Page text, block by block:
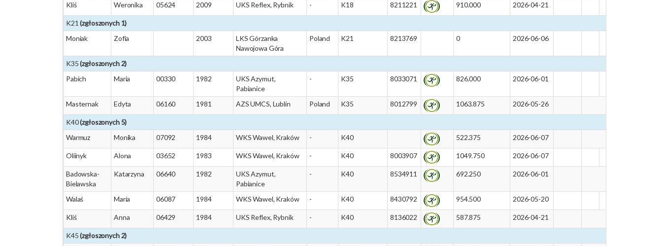
Kliś
Weronika 05624 2009 UKS Reflex, Rybnik - K18 8211221 910.000 2026-04-21
K21 (zgłoszonych 1)
Moniak
Zofia 2003
LKS Górzanka
Nawojowa Góra
Poland K21 8213769 0 2026-06-06
K35(zgłoszonych 2)
Pabich
Maria 00330 1982
UKS Azymut,
Pabianice
- K35 8033071 826.000 2026-06-01
Masternak Edyta 06160 1981 AZS UMCS, Lublin Poland K35 8012799 1063.875 2026-05-26
K40(zgłoszonych 5)
Warmuz
Monika 07092 1984 WKS Wawel, Kraków - K40 522.375 2026-06-07
Oliinyk Alona 03652 1983 WKS Wawel, Kraków - K40 8003907 1049.750 2026-06-07
Badowska-
Bielawska
Katarzyna 06640 1982
UKS Azymut,
Pabianice
- K40 8534911 692.250 2026-06-01
Walaś Maria 06087 1984 WKS Wawel, Kraków - K40 8430792 954.500 2026-05-20
Kliś Anna 06429 1984 UKS Reflex, Rybnik - K40 8136022 587.875 2026-04-21
K45(zgłoszonych 2)